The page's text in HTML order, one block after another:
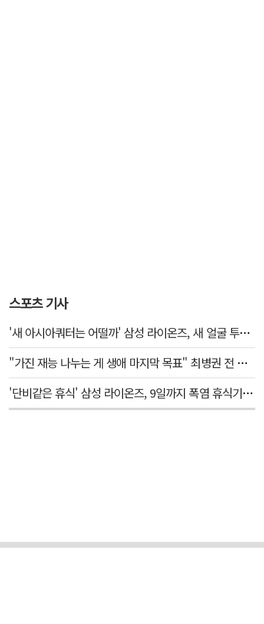
스포츠 기사
'새 아시아쿼터는 어떨까' 삼성 라이온즈, 새 얼굴 투수 미야모리 영입
"가진 재능 나누는 게 생애 마지막 목표" 최병권 전 대구체고 복싱 감독
'단비같은 휴식' 삼성 라이온즈, 9일까지 폭염 휴식기에 재정비